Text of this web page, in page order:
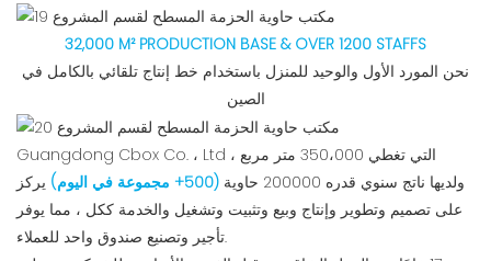
32,000 M² PRODUCTION BASE & OVER 1200 STAFFS
نحن المورد الأول والوحيد للمنزل باستخدام خط إنتاج تلقائي بالكامل في
الصين
Guangdong Cbox Co. ، Ltd ، التي تغطي 350،000 متر مربع
ولديها ناتج سنوي قدره 200000 حاوية
(500+ مجموعة في اليوم)
يركز
على تصميم وتطوير وإنتاج وبيع وتثبيت وتشغيل والخدمة ككل ، مما يوفر
تأجير وتصنيع صندوق واحد للعملاء.